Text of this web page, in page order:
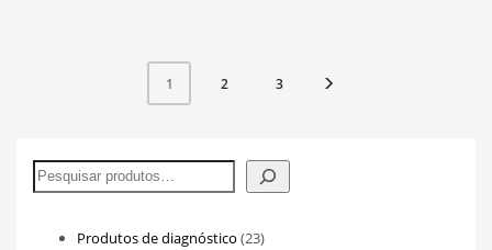
1 2 3
Pesquisar
Produtos de diagnóstico 2323